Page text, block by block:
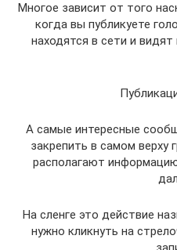
Многое зависит от того
когда вы публикуете
находятся в сети и
А самые интересные
закрепить в самом верху
располагают
На сленге это действие
нужно кликнуть на